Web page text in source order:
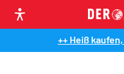
++ Heiß